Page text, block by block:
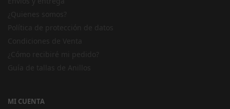
MI CUENTA